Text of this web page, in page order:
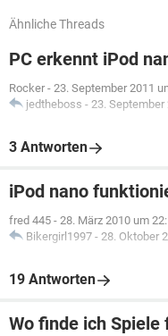
Ähnliche Threads
PC erkennt iPod
Rocker - 23. September 2011
jedtheboss - 23. September
3 Antworten
iPod nano
fred 445 - 28. März 2010 um
Bikergirl1997 - 28. Oktober
19 Antworten
Wo finde ich Spiele